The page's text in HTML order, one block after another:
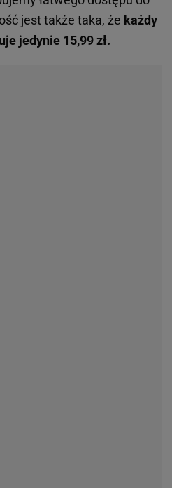
jest także taka, że każdy
jedynie 15,99 zł.